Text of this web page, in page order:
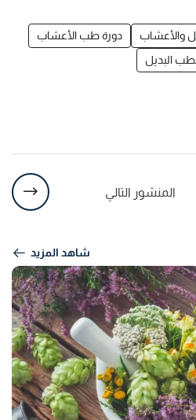
والأعشاب
دورة طب الأعشاب
البديل
المنشور التالي
شاهد المزيد